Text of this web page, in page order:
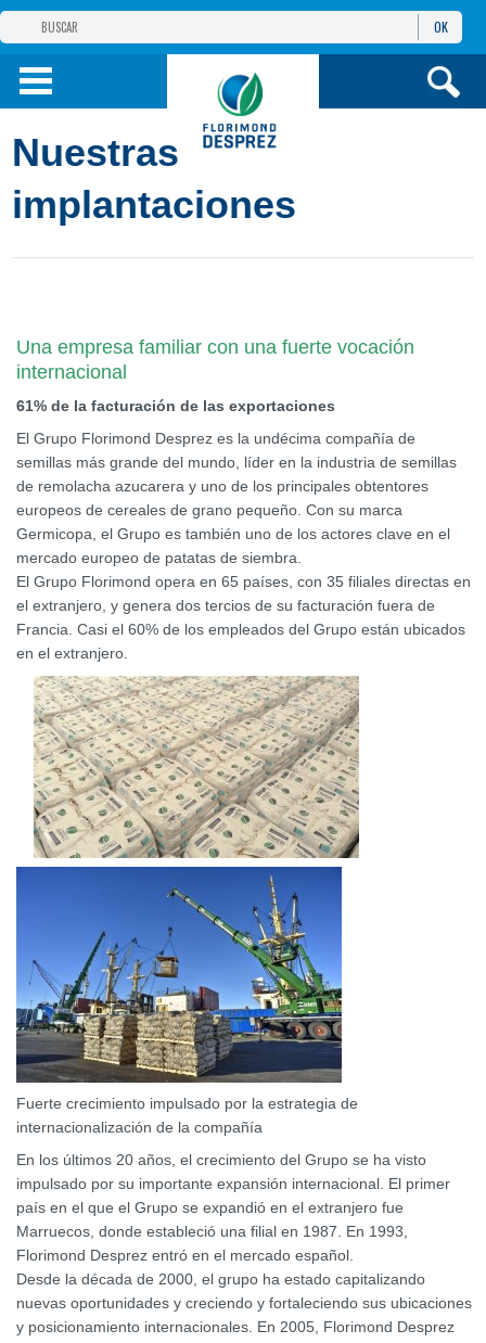
GRUPO
PRODUCTOS
INFORMACIÓNY SERVICIOS
OK
Nuestras
implantaciones
Una empresa familiar con una fuerte vocación
internacional
61% de la facturación de las exportaciones
El Grupo Florimond Desprez es la undécima compañía de
semillas más grande del mundo, líder en la industria de semillas
de remolacha azucarera y uno de los principales obtentores
europeos de cereales de grano pequeño. Con su marca
Germicopa, el Grupo es también uno de los actores clave en el
mercado europeo de patatas de siembra.
El Grupo Florimond opera en 65 países, con 35 filiales directas en
el extranjero, y genera dos tercios de su facturación fuera de
Francia. Casi el 60% de los empleados del Grupo están ubicados
en el extranjero.
Fuerte crecimiento impulsado por la estrategia de
internacionalización de la compañía
En los últimos 20 años, el crecimiento del Grupo se ha visto
impulsado por su importante expansión internacional. El primer
país en el que el Grupo se expandió en el extranjero fue
Marruecos, donde estableció una filial en 1987. En 1993,
Florimond Desprez entró en el mercado español.
Desde la década de 2000, el grupo ha estado capitalizando
nuevas oportunidades y creciendo y fortaleciendo sus ubicaciones
y posicionamiento internacionales. En 2005, Florimond Desprez